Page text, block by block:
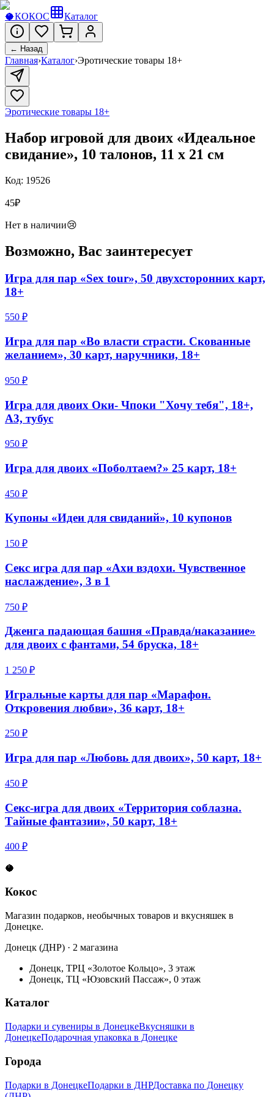
🥥КОКОС Каталог
← Назад
Главная›Каталог›Эротические товары 18+
Эротические товары 18+
Набор игровой для двоих «Идеальное
свидание», 10 талонов, 11 х 21 см
Код: 19526
45₽
Нет в наличии😢
Возможно, Вас заинтересует
Игра для пар «Sex tour», 50 двухсторонних карт,
18+
550 ₽
Игра для пар «Во власти страсти. Скованные
желанием», 30 карт, наручники, 18+
950 ₽
Игра для двоих Оки- Чпоки "Хочу тебя", 18+,
А3, тубус
950 ₽
Игра для двоих «Поболтаем?» 25 карт, 18+
450 ₽
Купоны «Идеи для свиданий», 10 купонов
150 ₽
Секс игра для пар «Ахи вздохи. Чувственное
наслаждение», 3 в 1
750 ₽
Дженга падающая башня «Правда/наказание»
для двоих с фантами, 54 бруска, 18+
1 250 ₽
Игральные карты для пар «Марафон.
Откровения любви», 36 карт, 18+
250 ₽
Игра для пар «Любовь для двоих», 50 карт, 18+
450 ₽
Секс-игра для двоих «Территория соблазна.
Тайные фантазии», 50 карт, 18+
400 ₽
🥥
Кокос
Магазин подарков, необычных товаров и вкусняшек в
Донецке.
Донецк (ДНР) · 2 магазина
Донецк, ТРЦ «Золотое Кольцо», 3 этаж
Донецк, ТЦ «Юзовский Пассаж», 0 этаж
Каталог
Подарки и сувениры в ДонецкеВкусняшки в
ДонецкеПодарочная упаковка в Донецке
Города
Подарки в ДонецкеПодарки в ДНРДоставка по Донецку